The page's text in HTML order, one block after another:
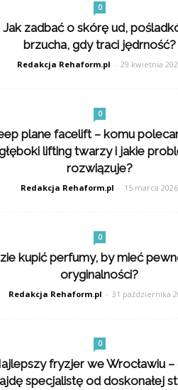
0
Jak zadbać o skórę ud,
brzucha, gdy traci jędrność?
Redakcja Rehaform.pl - 29 kwietnia
0
plane facelift – komu
lifting twarzy i jakie
rozwiązuje?
Redakcja Rehaform.pl - 15 marca 2026
0
kupić perfumy, by mieć
oryginalności?
Redakcja Rehaform.pl - 31 października
0
fryzjer we Wrocławiu –
specjalistę od doskonałej